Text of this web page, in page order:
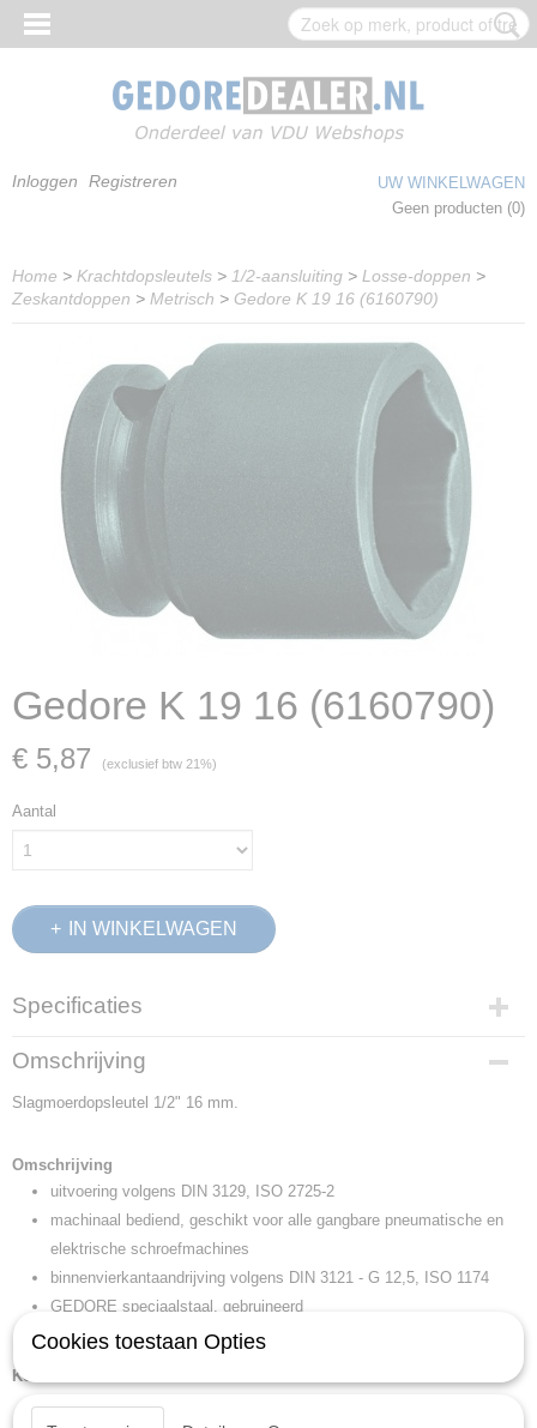
Inloggen Registreren
UW WINKELWAGEN
Geen producten (0)
Home > Krachtdopsleutels > 1/2-aansluiting > Losse-doppen >
Zeskantdoppen > Metrisch > Gedore K 19 16 (6160790)
Gedore K 19 16 (6160790)
€ 5,87 (exclusief btw 21%)
Aantal
IN WINKELWAGEN
Specificaties
Productcode
6160790
EAN code
Productcode leverancier
15,80 x 6,50 x 4,30 cm
Omschrijving
Slagmoerdopsleutel 1/2" 16 mm.
Omschrijving
uitvoering volgens DIN 3129, ISO 2725-2
machinaal bediend, geschikt voor alle gangbare pneumatische en
elektrische schroefmachines
binnenvierkantaandrijving volgens DIN 3121 - G 12,5, ISO 1174
GEDORE speciaalstaal, gebruineerd
* niet genormeerd
Kenmerken
Cookies toestaan Opties